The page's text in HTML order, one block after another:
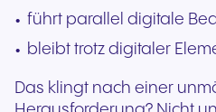
führt parallel digitale
bleibt trotz digitaler
Das klingt nach einer